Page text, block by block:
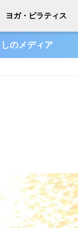
ヨガ・ピラティス
のメディア